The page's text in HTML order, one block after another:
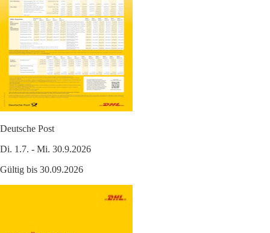
Deutsche Post
Di. 1.7. - Mi. 30.9.2026
Gültig bis 30.09.2026